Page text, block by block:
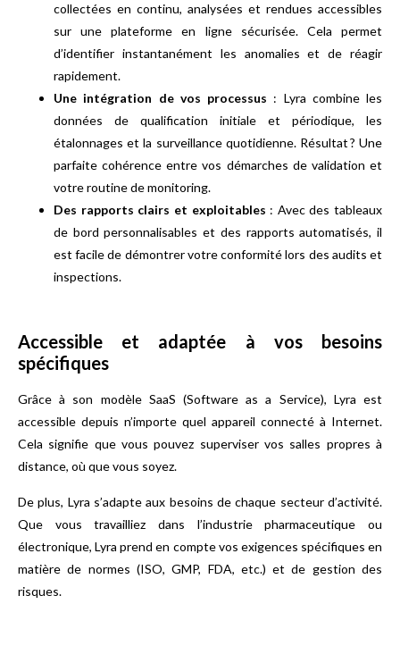
collectées en continu, analysées et rendues accessibles
sur une plateforme en ligne sécurisée. Cela permet
d’identifier instantanément les anomalies et de réagir
rapidement.
Une intégration de vos processus : Lyra combine les
données de qualification initiale et périodique, les
étalonnages et la surveillance quotidienne. Résultat ? Une
parfaite cohérence entre vos démarches de validation et
votre routine de monitoring.
Des rapports clairs et exploitables : Avec des tableaux
de bord personnalisables et des rapports automatisés, il
est facile de démontrer votre conformité lors des audits et
inspections.
Accessible et adaptée à vos besoins
spécifiques
Grâce à son modèle SaaS (Software as a Service), Lyra est
accessible depuis n’importe quel appareil connecté à Internet.
Cela signifie que vous pouvez superviser vos salles propres à
distance, où que vous soyez.
De plus, Lyra s’adapte aux besoins de chaque secteur d’activité.
Que vous travailliez dans l’industrie pharmaceutique ou
électronique, Lyra prend en compte vos exigences spécifiques en
matière de normes (ISO, GMP, FDA, etc.) et de gestion des
risques.